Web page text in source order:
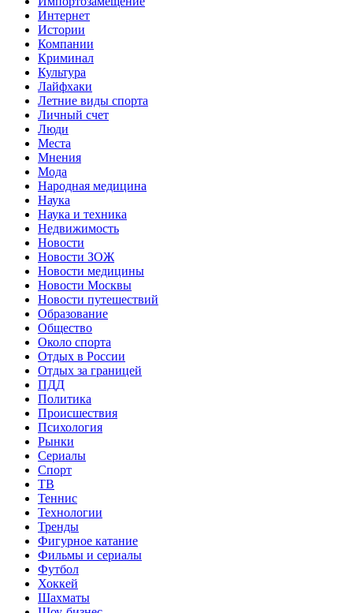
Интернет
Истории
Компании
Криминал
Культура
Лайфхаки
Летние виды спорта
Личный счет
Люди
Места
Мнения
Мода
Народная медицина
Наука
Наука и техника
Недвижимость
Новости
Новости ЗОЖ
Новости медицины
Новости Москвы
Новости путешествий
Образование
Общество
Около спорта
Отдых в России
Отдых за границей
ПДД
Политика
Происшествия
Психология
Рынки
Сериалы
Спорт
ТВ
Теннис
Технологии
Тренды
Фигурное катание
Фильмы и сериалы
Футбол
Хоккей
Шахматы